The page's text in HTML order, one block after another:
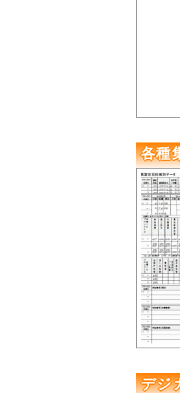
各種
デジ